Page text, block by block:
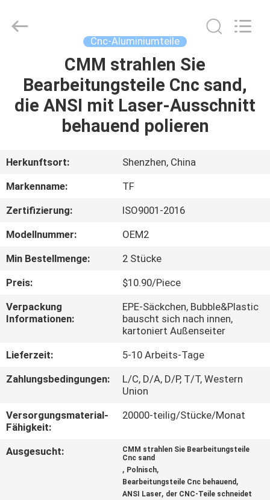
HAUSE
PRODUKTE
ÜBER
UNS
WERKSBESICHTIGUNG
QUALITÄTSKONTROLLE
KONTAKT
MIT
NEUIGKEITEN
BITTE
UM
EIN
Ltd..
Cnc-Aluminiumteile
CMM strahlen Sie
Bearbeitungsteile Cnc sand,
die ANSI mit Laser-Ausschnitt
behauend polieren
Herkunftsort:
Shenzhen, China
Markenname:
TF
Zertifizierung:
ISO9001-2016
Modellnummer:
OEM2
Min Bestellmenge:
2 Stücke
Preis:
$10.90/Piece
Verpackung
Informationen:
EPE-Säckchen, Bubble&Plastic
bauscht sich nach innen,
kartoniert Außenseiter
Lieferzeit:
5-10 Arbeits-Tage
Zahlungsbedingungen:
L/C, D/A, D/P, T/T, Western
Union
Versorgungsmaterial-
Fähigkeit:
20000-teilig/Stücke/Monat
Ausgesucht:
CMM strahlen Sie Bearbeitungsteile
Cnc sand
, Polnisch,
Bearbeitungsteile Cnc behauend ,
ANSI Laser, der CNC-Teile schneidet